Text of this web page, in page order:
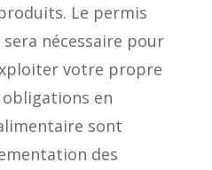
Le permis
nécessaire pour
votre propre
en
sont
des